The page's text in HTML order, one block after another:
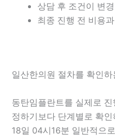
상담 후 조건이 변
최종 진행 전 비용
일산한의원 절차를 확인하
동탄임플란트를 실제로
정하기보다 단계별로 확
18일 04시16분 일반적으